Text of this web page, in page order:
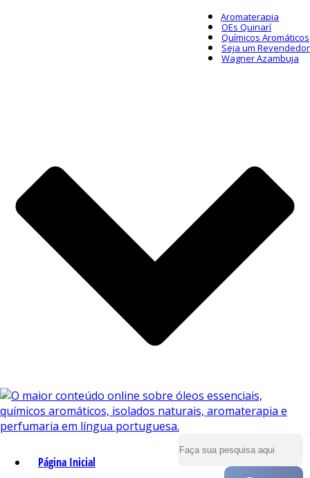
Aromaterapia
OEs Quinarí
Químicos Aromáticos
Seja um Revendedor
Wagner Azambuja
Página Inicial